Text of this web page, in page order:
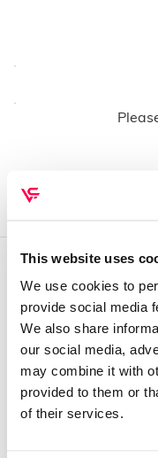
This website uses
We use cookies to
provide social media
We also share
our social media,
may combine it with
provided to them or
of their services.
QUEM
Sobre mim
Contactos
Conta cliente
Recuperar Password